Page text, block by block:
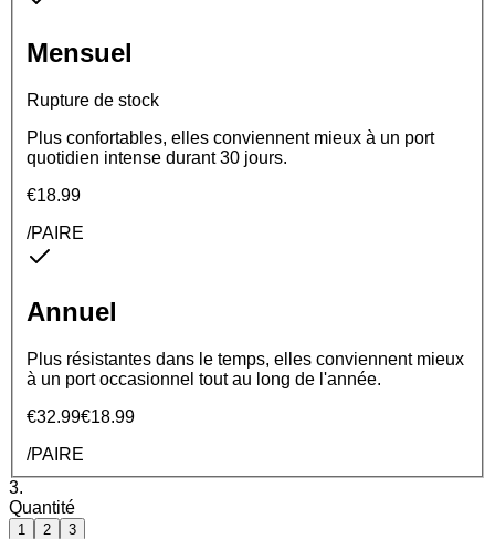
Mensuel
Rupture de stock
Plus confortables, elles conviennent mieux à un port
quotidien intense durant 30 jours.
€18.99
/PAIRE
Annuel
Plus résistantes dans le temps, elles conviennent mieux
à un port occasionnel tout au long de l'année.
€32.99€18.99
/PAIRE
3.
Quantité
1 2 3